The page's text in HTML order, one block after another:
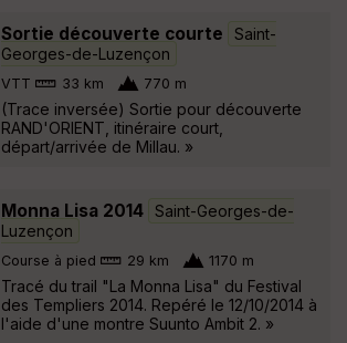
Sortie découverte courte
Saint-
Georges-de-Luzençon
VTT 33 km 770 m
(Trace inversée) Sortie pour découverte
RAND'ORIENT, itinéraire court,
départ/arrivée de Millau. »
Monna Lisa 2014 Saint-Georges-de-
Luzençon
Course à pied 29 km 1170 m
Tracé du trail "La Monna Lisa" du Festival
des Templiers 2014. Repéré le 12/10/2014 à
l'aide d'une montre Suunto Ambit 2. »